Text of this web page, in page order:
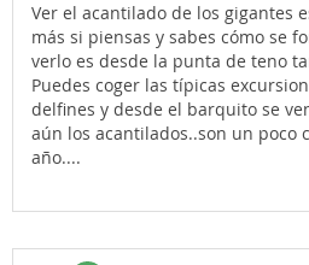
Ver el acantilado de los gigantes
más si piensas y sabes cómo se
verlo es desde la punta de teno
Puedes coger las típicas
delfines y desde el barquito se
aún los acantilados..son un poco
año....